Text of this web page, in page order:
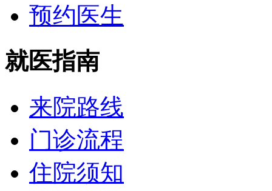
预约医生
就医指南
来院路线
门诊流程
住院须知